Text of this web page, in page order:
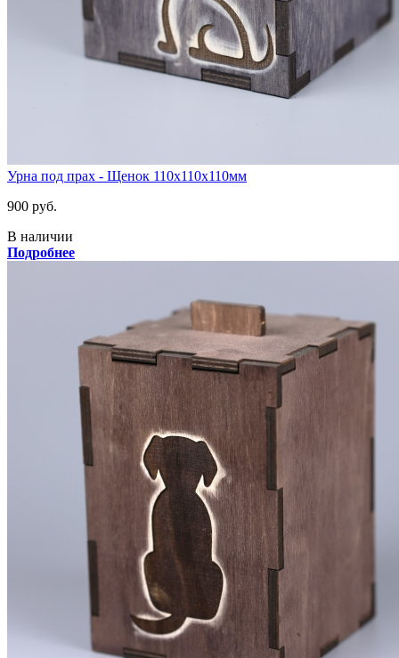
Урна под прах - Щенок 110х110х110мм
900 руб.
В наличии
Подробнее